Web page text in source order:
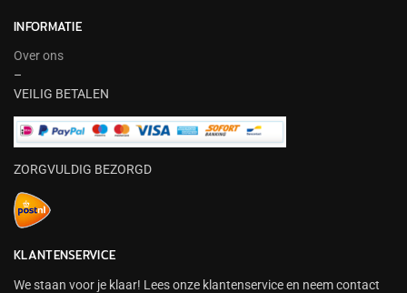
INFORMATIE
Over ons
–
VEILIG BETALEN
ZORGVULDIG BEZORGD
KLANTENSERVICE
We staan voor je klaar! Lees onze klantenservice en neem contact